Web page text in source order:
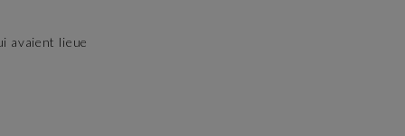
avaient lieue